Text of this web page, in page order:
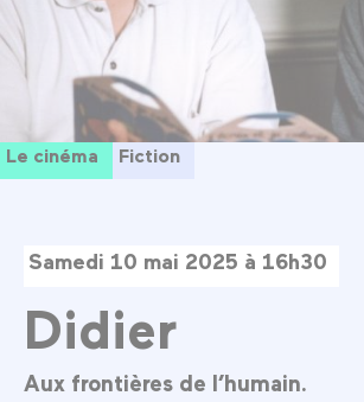
Le cinéma Fiction
Samedi 10 mai 2025 à 16h30
Didier
Aux frontières de l’humain.